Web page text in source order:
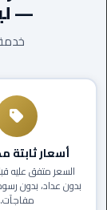
العين
العرب
الغردقة
—
أسعار ثابتة
السعر متفق عليه
بدون عداد، بدون
مفاجآت.